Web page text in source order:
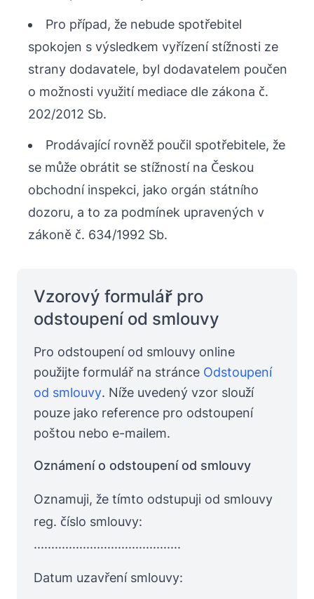
Pro případ, že nebude spotřebitel
spokojen s výsledkem vyřízení stížnosti ze
strany dodavatele, byl dodavatelem poučen
o možnosti využití mediace dle zákona č.
202/2012 Sb.
Prodávající rovněž poučil spotřebitele, že
se může obrátit se stížností na Českou
obchodní inspekci, jako orgán státního
dozoru, a to za podmínek upravených v
zákoně č. 634/1992 Sb.
Vzorový formulář pro
odstoupení od smlouvy
Pro odstoupení od smlouvy online
použijte formulář na stránce Odstoupení
od smlouvy. Níže uvedený vzor slouží
pouze jako reference pro odstoupení
poštou nebo e-mailem.
Oznámení o odstoupení od smlouvy
Oznamuji, že tímto odstupuji od smlouvy
reg. číslo smlouvy:
..........................................
Datum uzavření smlouvy: